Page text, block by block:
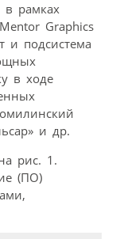
рамках
Graphics
и подсистема
в ходе
и др.
рис. 1.
(ПО)